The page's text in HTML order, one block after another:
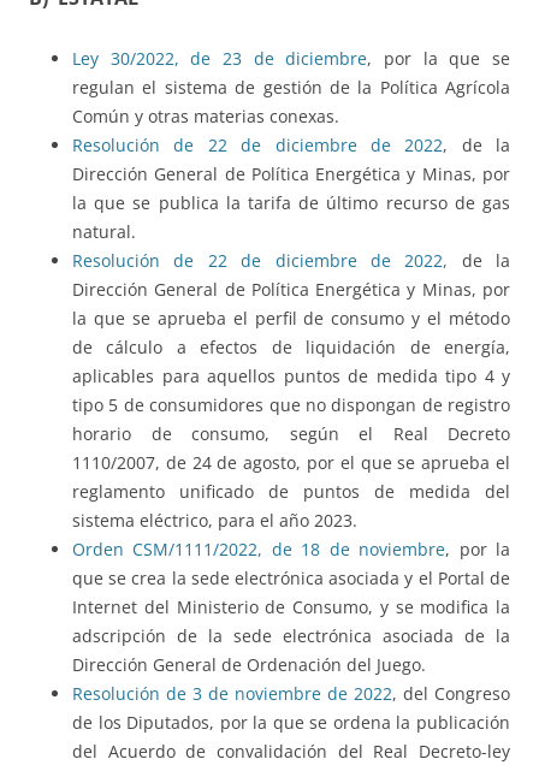
Ley 30/2022, de 23 de diciembre, por la que se
regulan el sistema de gestión de la Política Agrícola
Común y otras materias conexas.
Resolución de 22 de diciembre de 2022, de la
Dirección General de Política Energética y Minas, por
la que se publica la tarifa de último recurso de gas
natural.
Resolución de 22 de diciembre de 2022, de la
Dirección General de Política Energética y Minas, por
la que se aprueba el perfil de consumo y el método
de cálculo a efectos de liquidación de energía,
aplicables para aquellos puntos de medida tipo 4 y
tipo 5 de consumidores que no dispongan de registro
horario de consumo, según el Real Decreto
1110/2007, de 24 de agosto, por el que se aprueba el
reglamento unificado de puntos de medida del
sistema eléctrico, para el año 2023.
Orden CSM/1111/2022, de 18 de noviembre, por la
que se crea la sede electrónica asociada y el Portal de
Internet del Ministerio de Consumo, y se modifica la
adscripción de la sede electrónica asociada de la
Dirección General de Ordenación del Juego.
Resolución de 3 de noviembre de 2022, del Congreso
de los Diputados, por la que se ordena la publicación
del Acuerdo de convalidación del Real Decreto-ley